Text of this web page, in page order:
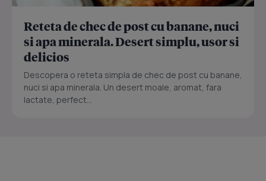
Reteta de chec de post cu banane, nuci
si apa minerala. Desert simplu, usor si
delicios
Descopera o reteta simpla de chec de post cu banane,
nuci si apa minerala. Un desert moale, aromat, fara
lactate, perfect...